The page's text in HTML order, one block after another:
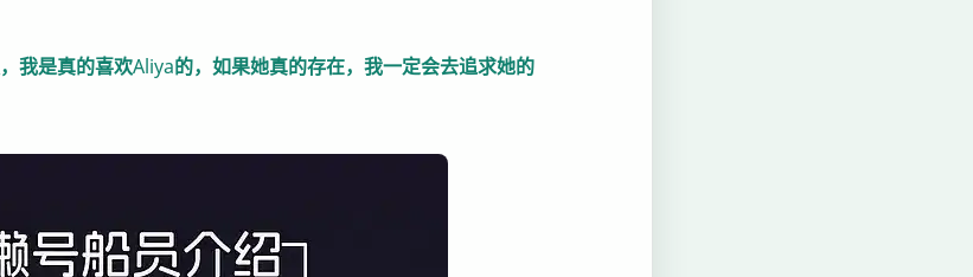
我是真的喜欢Aliya的，如果她真的存在，我一定会去追求她的